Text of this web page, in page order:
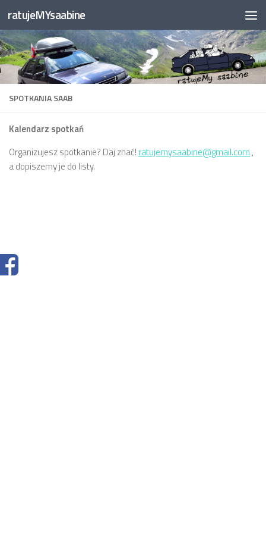
Przejdź do treści
ratujeMYsaabine
SPOTKANIA SAAB
Kalendarz spotkań
Organizujesz spotkanie? Daj znać! ratujemysaabine@gmail.com ,
a dopiszemy je do listy.